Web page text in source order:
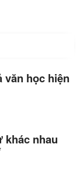
văn học hiện
khác nhau